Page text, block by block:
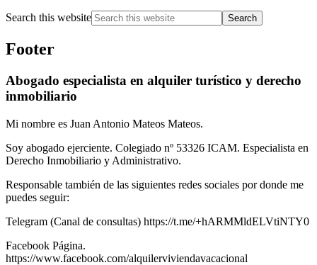
Search this website
Footer
Abogado especialista en alquiler turístico y derecho
inmobiliario
Mi nombre es Juan Antonio Mateos Mateos.
Soy abogado ejerciente. Colegiado nº 53326 ICAM. Especialista en
Derecho Inmobiliario y Administrativo.
Responsable también de las siguientes redes sociales por donde me
puedes seguir:
Telegram (Canal de consultas) https://t.me/+hARMMldELVtiNTY0
Facebook Página.
https://www.facebook.com/alquilerviviendavacacional